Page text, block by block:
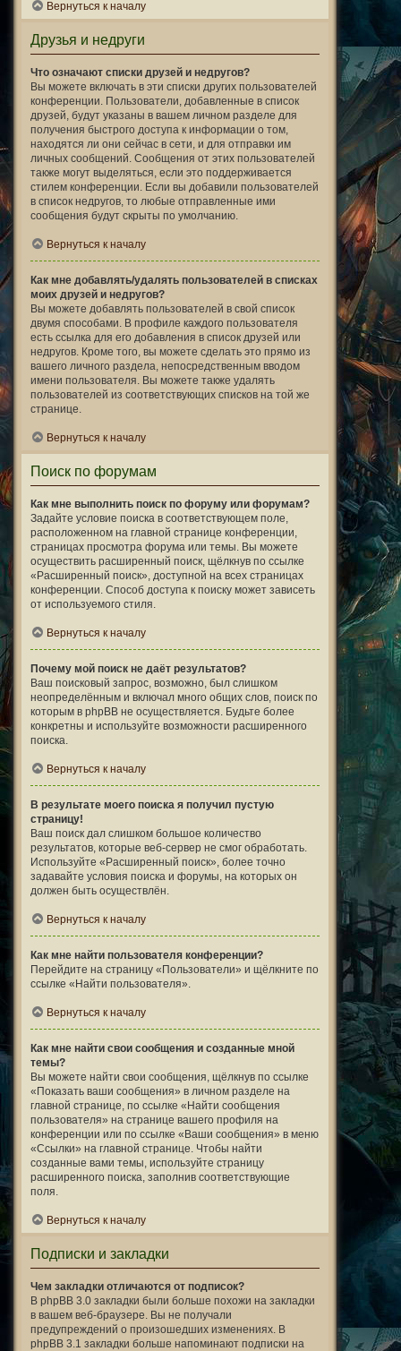
Вернуться к началу
Друзья и недруги
Что означают списки друзей и недругов?
Вы можете включать в эти списки других пользователей
конференции. Пользователи, добавленные в список
друзей, будут указаны в вашем личном разделе для
получения быстрого доступа к информации о том,
находятся ли они сейчас в сети, и для отправки им
личных сообщений. Сообщения от этих пользователей
также могут выделяться, если это поддерживается
стилем конференции. Если вы добавили пользователей
в список недругов, то любые отправленные ими
сообщения будут скрыты по умолчанию.
Вернуться к началу
Как мне добавлять/удалять пользователей в списках
моих друзей и недругов?
Вы можете добавлять пользователей в свой список
двумя способами. В профиле каждого пользователя
есть ссылка для его добавления в список друзей или
недругов. Кроме того, вы можете сделать это прямо из
вашего личного раздела, непосредственным вводом
имени пользователя. Вы можете также удалять
пользователей из соответствующих списков на той же
странице.
Вернуться к началу
Поиск по форумам
Как мне выполнить поиск по форуму или форумам?
Задайте условие поиска в соответствующем поле,
расположенном на главной странице конференции,
страницах просмотра форума или темы. Вы можете
осуществить расширенный поиск, щёлкнув по ссылке
«Расширенный поиск», доступной на всех страницах
конференции. Способ доступа к поиску может зависеть
от используемого стиля.
Вернуться к началу
Почему мой поиск не даёт результатов?
Ваш поисковый запрос, возможно, был слишком
неопределённым и включал много общих слов, поиск по
которым в phpBB не осуществляется. Будьте более
конкретны и используйте возможности расширенного
поиска.
Вернуться к началу
В результате моего поиска я получил пустую
страницу!
Ваш поиск дал слишком большое количество
результатов, которые веб-сервер не смог обработать.
Используйте «Расширенный поиск», более точно
задавайте условия поиска и форумы, на которых он
должен быть осуществлён.
Вернуться к началу
Как мне найти пользователя конференции?
Перейдите на страницу «Пользователи» и щёлкните по
ссылке «Найти пользователя».
Вернуться к началу
Как мне найти свои сообщения и созданные мной
темы?
Вы можете найти свои сообщения, щёлкнув по ссылке
«Показать ваши сообщения» в личном разделе на
главной странице, по ссылке «Найти сообщения
пользователя» на странице вашего профиля на
конференции или по ссылке «Ваши сообщения» в меню
«Ссылки» на главной странице. Чтобы найти
созданные вами темы, используйте страницу
расширенного поиска, заполнив соответствующие
поля.
Вернуться к началу
Подписки и закладки
Чем закладки отличаются от подписок?
В phpBB 3.0 закладки были больше похожи на закладки
в вашем веб-браузере. Вы не получали
предупреждений о произошедших изменениях. В
phpBB 3.1 закладки больше напоминают подписки на